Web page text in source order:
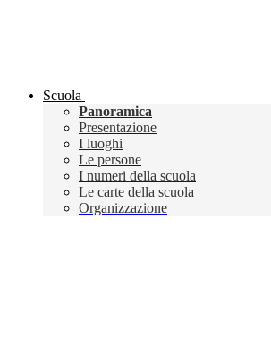
Scuola
Panoramica
Presentazione
I luoghi
Le persone
I numeri della scuola
Le carte della scuola
Organizzazione